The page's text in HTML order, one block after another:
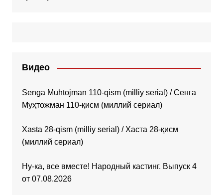
Видео
Senga Muhtojman 110-qism (milliy serial) / Сенга
Муҳтожман 110-қисм (миллий сериал)
Xasta 28-qism (milliy serial) / Хаста 28-қисм
(миллий сериал)
Ну-ка, все вместе! Народный кастинг. Выпуск 4
от 07.08.2026